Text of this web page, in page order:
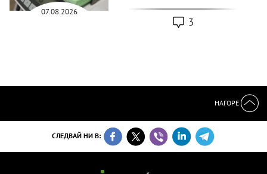
07.08.2026
3
НАГОРЕ
СЛЕДВАЙ НИ В: